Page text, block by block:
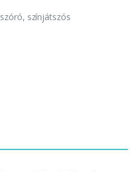
színjátszós